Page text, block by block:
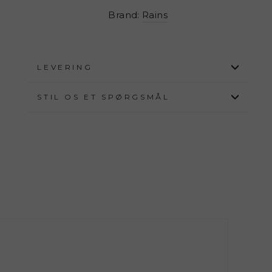
Brand: Rains
LEVERING
STIL OS ET SPØRGSMÅL